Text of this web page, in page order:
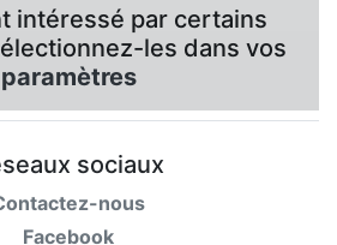
intéressé par certains
les dans vos
paramètres
sociaux
nous
Facebook